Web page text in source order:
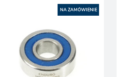
NA ZAMÓWIENIE